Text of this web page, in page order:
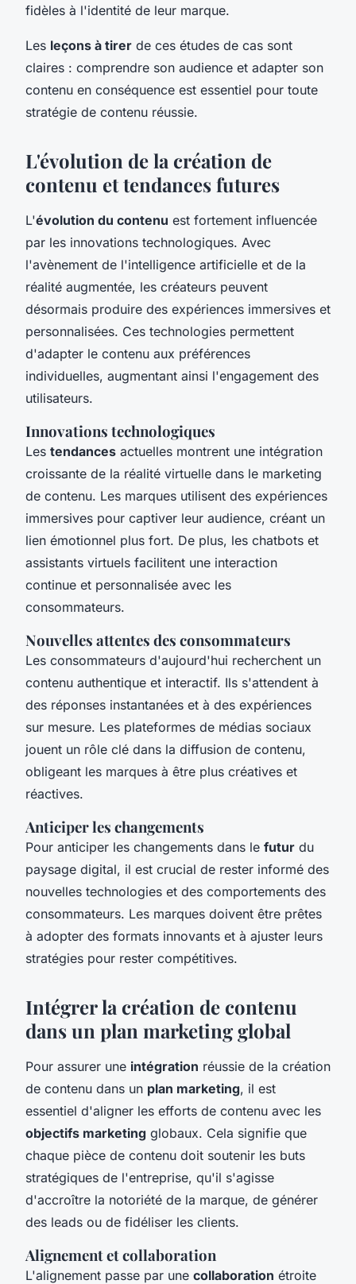
fidèles à l'identité de leur marque.
Les leçons à tirer de ces études de cas sont
claires : comprendre son audience et adapter son
contenu en conséquence est essentiel pour toute
stratégie de contenu réussie.
L'évolution de la création de
contenu et tendances futures
L'évolution du contenu est fortement influencée
par les innovations technologiques. Avec
l'avènement de l'intelligence artificielle et de la
réalité augmentée, les créateurs peuvent
désormais produire des expériences immersives et
personnalisées. Ces technologies permettent
d'adapter le contenu aux préférences
individuelles, augmentant ainsi l'engagement des
utilisateurs.
Innovations technologiques
Les tendances actuelles montrent une intégration
croissante de la réalité virtuelle dans le marketing
de contenu. Les marques utilisent des expériences
immersives pour captiver leur audience, créant un
lien émotionnel plus fort. De plus, les chatbots et
assistants virtuels facilitent une interaction
continue et personnalisée avec les
consommateurs.
Nouvelles attentes des consommateurs
Les consommateurs d'aujourd'hui recherchent un
contenu authentique et interactif. Ils s'attendent à
des réponses instantanées et à des expériences
sur mesure. Les plateformes de médias sociaux
jouent un rôle clé dans la diffusion de contenu,
obligeant les marques à être plus créatives et
réactives.
Anticiper les changements
Pour anticiper les changements dans le futur du
paysage digital, il est crucial de rester informé des
nouvelles technologies et des comportements des
consommateurs. Les marques doivent être prêtes
à adopter des formats innovants et à ajuster leurs
stratégies pour rester compétitives.
Intégrer la création de contenu
dans un plan marketing global
Pour assurer une intégration réussie de la création
de contenu dans un plan marketing, il est
essentiel d'aligner les efforts de contenu avec les
objectifs marketing globaux. Cela signifie que
chaque pièce de contenu doit soutenir les buts
stratégiques de l'entreprise, qu'il s'agisse
d'accroître la notoriété de la marque, de générer
des leads ou de fidéliser les clients.
Alignement et collaboration
L'alignement passe par une collaboration étroite